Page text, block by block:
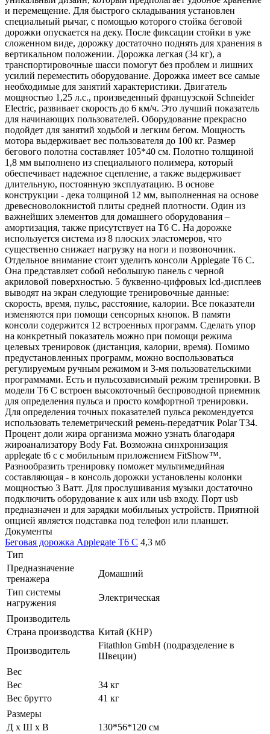
и перемещение. Для быстрого складывания установлен
специальный рычаг, с помощью которого стойка беговой
дорожки опускается на деку. После фиксации стойки в уже
сложенном виде, дорожку достаточно поднять для хранения в
вертикальном положении. Дорожка легкая (34 кг), а
транспортировочные шасси помогут без проблем и лишних
усилий переместить оборудование. Дорожка имеет все самые
необходимые для занятий характеристики. Двигатель
мощностью 1,25 л.с., произведенный французской Schneider
Electric, развивает скорость до 6 км/ч. Это лучший показатель
для начинающих пользователей. Оборудование прекрасно
подойдет для занятий ходьбой и легким бегом. Мощность
мотора выдерживает вес пользователя до 100 кг. Размер
бегового полотна составляет 105*40 см. Полотно толщиной
1,8 мм выполнено из специального полимера, который
обеспечивает надежное сцепление, а также выдерживает
длительную, постоянную эксплуатацию. В основе
конструкции - дека толщиной 12 мм, выполненная на основе
древесноволокнистой плиты средней плотности. Один из
важнейших элементов для домашнего оборудования –
амортизация, также присутствует на T6 C. На дорожке
используется система из 8 плоских эластомеров, что
существенно снижает нагрузку на ноги и позвоночник.
Отдельное внимание стоит уделить консоли Applegate T6 C.
Она представляет собой небольшую панель с черной
акриловой поверхностью. 5 буквенно-цифровых lcd-дисплеев
выводят на экран следующие тренировочные данные:
скорость, время, пульс, расстояние, калории. Все показатели
изменяются при помощи сенсорных кнопок. В памяти
консоли содержится 12 встроенных программ. Сделать упор
на конкретный показатель можно при помощи режима
целевых тренировок (дистанция, калории, время). Помимо
предустановленных программ, можно воспользоваться
регулируемым ручным режимом и 3-мя пользовательскими
программами. Есть и пульсозависимый режим тренировки. В
модели T6 C встроен высокоточный беспроводной приемник
для определения пульса и просто комфортной тренировки.
Для определения точных показателей пульса рекомендуется
использовать телеметрический ремень-передатчик Polar T34.
Процент доли жира организма можно узнать благодаря
жироанализатору Body Fat. Возможна синхронизация
applegate t6 c с мобильным приложением FitShow™.
Разнообразить тренировку поможет мультимедийная
составляющая - в консоль дорожки установлены колонки
мощностью 3 Ватт. Для прослушивания музыки достаточно
подключить оборудование к aux или usb входу. Порт usb
предназначен и для зарядки мобильных устройств. Приятной
опцией является подставка под телефон или планшет.
Документы
Беговая дорожка Applegate T6 C 4,3 мб
Тип
Предназначение
тренажера
Домашний
Тип системы
нагружения
Электрическая
Производитель
Страна производства Китай (КНР)
Производитель
Fitathlon GmbH (подразделение в
Швеции)
Вес
Вес
34 кг
Вес брутто
41 кг
Размеры
Д х Ш х В
130*56*120 см